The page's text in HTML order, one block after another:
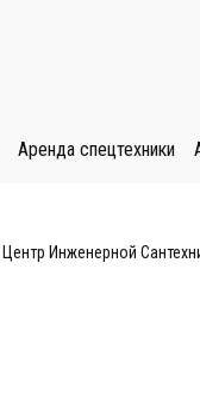
Аренда спецтехники
Центр Инженерной